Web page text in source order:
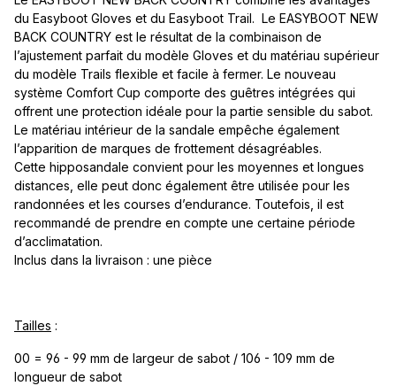
du Easyboot Gloves et du Easyboot Trail. Le EASYBOOT NEW
BACK COUNTRY est le résultat de la combinaison de
l’ajustement parfait du modèle Gloves et du matériau supérieur
du modèle Trails flexible et facile à fermer. Le nouveau
système Comfort Cup comporte des guêtres intégrées qui
offrent une protection idéale pour la partie sensible du sabot.
Le matériau intérieur de la sandale empêche également
l’apparition de marques de frottement désagréables.
Cette hipposandale convient pour les moyennes et longues
distances, elle peut donc également être utilisée pour les
randonnées et les courses d’endurance. Toutefois, il est
recommandé de prendre en compte une certaine période
d’acclimatation.
Inclus dans la livraison : une pièce
Tailles :
00 = 96 - 99 mm de largeur de sabot / 106 - 109 mm de
longueur de sabot